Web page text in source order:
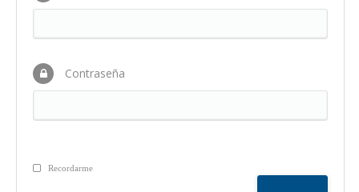
Contraseña
Recordarme